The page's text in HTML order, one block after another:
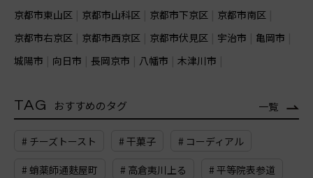
京都市東山区
京都市山科区 京都市下京区
京都市南区
京都市右京区
京都市西京区 京都市伏見区 宇治市
亀岡市
城陽市
向日市 長岡京市 八幡市 木津川市
TAG おすすめのタグ 一覧
# チーズトースト # 干菓子 # コーディアル
# 蛸薬師通麩屋町 # 高倉夷川上る # 平等院表参道